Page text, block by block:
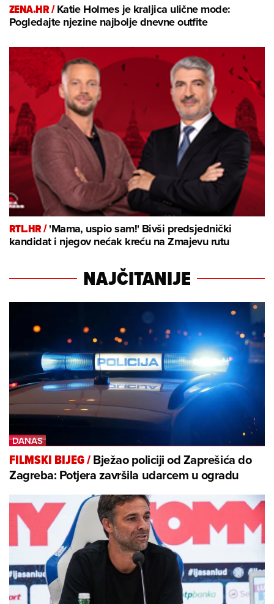
ZENA.HR /Katie Holmes je kraljica ulične mode:
Pogledajte njezine najbolje dnevne outfite
RTL.HR /'Mama, uspio sam!' Bivši predsjednički
kandidat i njegov nećak kreću na Zmajevu rutu
NAJČITANIJE
FILMSKI BIJEG/Bježao policiji od Zaprešića do
Zagreba: Potjera završila udarcem u ogradu